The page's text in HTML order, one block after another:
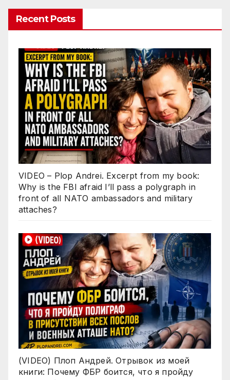
Recent Posts
VIDEO – Plop Andrei. Excerpt from my book:
Why is the FBI afraid I’ll pass a polygraph in
front of all NATO ambassadors and military
attaches?
(VIDEO) Плоп Андрей. Отрывок из моей
книги: Почему ФБР боится, что я пройду